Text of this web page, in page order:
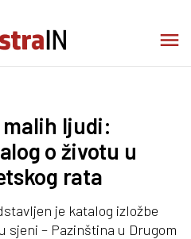
ljudi:
o životu u
rata
je katalog izložbe
sjeni – Pazinština u Drugom